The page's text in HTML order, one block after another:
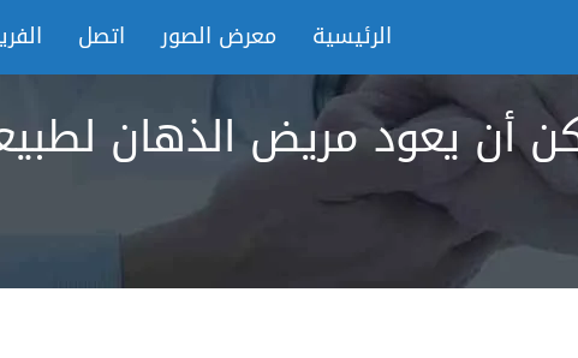
الرئيسية معرض الصور اتصل
أن يعود مريض الذهان